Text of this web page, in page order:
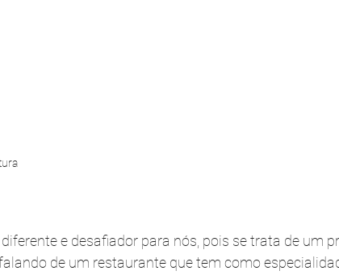
e desafiador para nós, pois se trata de um
de um restaurante que tem como